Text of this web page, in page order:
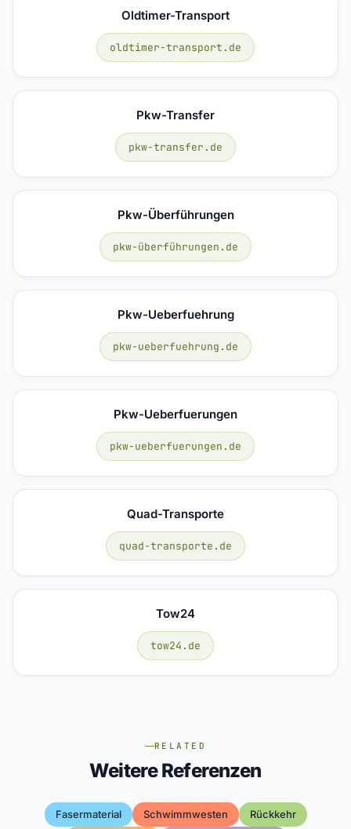
Oldtimer-Transport
oldtimer-transport.de
Pkw-Transfer
pkw-transfer.de
Pkw-Überführungen
pkw-überführungen.de
Pkw-Ueberfuehrung
pkw-ueberfuehrung.de
Pkw-Ueberfuerungen
pkw-ueberfuerungen.de
Quad-Transporte
quad-transporte.de
Tow24
tow24.de
RELATED
Weitere Referenzen
Fasermaterial Schwimmwesten Rückkehr